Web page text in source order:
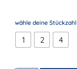
wähle deine Stückzahl
1 2 4